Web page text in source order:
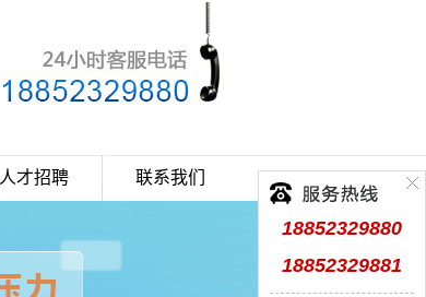
人才招聘 联系我们
18852329880
18852329881